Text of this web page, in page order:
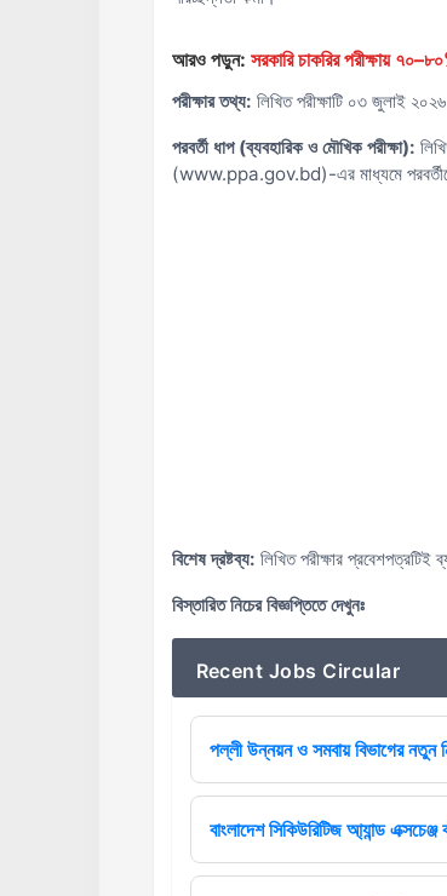
আরও পড়ুন: সরকারি চাকরির পরীক্ষায়
পরীক্ষার তথ্য: লিখিত পরীক্ষাটি ০৩ জুলাই
পরবর্তী ধাপ (ব্যবহারিক ও মৌখিক পরীক্ষা):
(www.ppa.gov.bd)-এর মাধ্যমে পরবর্তীতে
বিশেষ দ্রষ্টব্য: লিখিত পরীক্ষার
বিস্তারিত নিচের বিজ্ঞপ্তিতে দেখুনঃ
Recent Jobs Circular
পল্লী উন্নয়ন ও সমবায় বিভাগের নতুন
বাংলাদেশ সিকিউরিটিজ আ্যান্ড